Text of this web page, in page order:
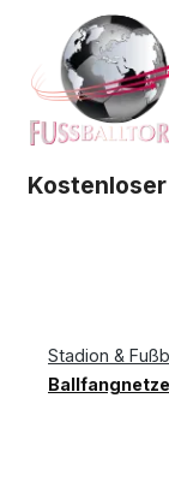
Zum Hauptinhalt
Stadion &
Ballfangnetze